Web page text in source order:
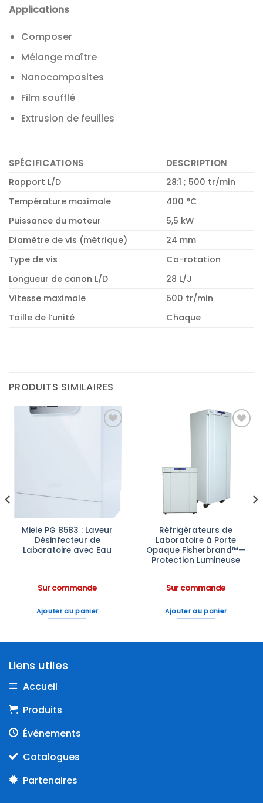
Applications
Composer
Mélange maître
Nanocomposites
Film soufflé
Extrusion de feuilles
SPÉCIFICATIONS
DESCRIPTION
Rapport L/D
28:1 ; 500 tr/min
Température maximale
400 °C
Puissance du moteur
5,5 kW
Diamètre de vis (métrique)
24 mm
Type de vis
Co-rotation
Longueur de canon L/D
28 L/J
Vitesse maximale
500 tr/min
Taille de l’unité
Chaque
PRODUITS SIMILAIRES
Miele PG 8583 : Laveur
Désinfecteur de
Laboratoire avec Eau
Sur commande
Ajouter au panier
Réfrigérateurs de
Laboratoire à Porte
Opaque Fisherbrand™—
Protection Lumineuse
Sur commande
Ajouter au panier
Liens utiles
Accueil
Produits
Événements
Catalogues
Partenaires